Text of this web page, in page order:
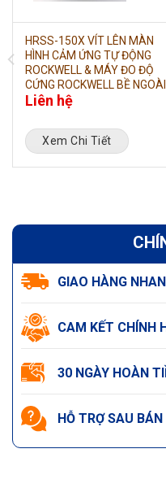
HRSS-150X VÍT LÊN MÀN
HÌNH CẢM ỨNG TỰ ĐỘNG
ROCKWELL & MÁY ĐO ĐỘ
CỨNG ROCKWELL BỀ NGOÀI
Liên hệ
Xem Chi Tiết
GIAO HÀNG
CAM KẾT CHÍNH
30 NGÀY HOÀN
HỖ TRỢ SAU